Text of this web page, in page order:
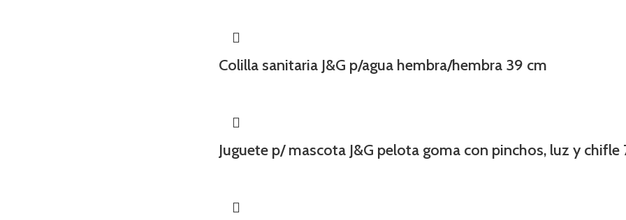
Colilla sanitaria J&G p/agua hembra/hembra 39 cm
Juguete p/ mascota J&G pelota goma con pinchos, luz y chifle